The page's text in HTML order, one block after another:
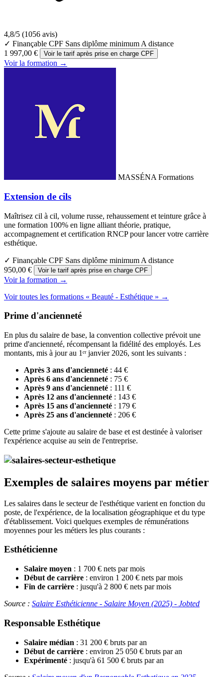
4,8/5 (1056 avis)
✓ Finançable CPF Sans diplôme minimum A distance
1 997,00 €
Voir le tarif après prise en charge CPF
Voir la formation →
MASSÉNA Formations
Extension de cils
Maîtrisez cil à cil, volume russe, rehaussement et teinture grâce à
une formation 100% en ligne alliant théorie, pratique,
accompagnement et certification RNCP pour lancer votre carrière
esthétique.
✓ Finançable CPF Sans diplôme minimum A distance
950,00 €
Voir le tarif après prise en charge CPF
Voir la formation →
Voir toutes les formations « Beauté - Esthétique » →
Prime d'ancienneté
En plus du salaire de base, la convention collective prévoit une
prime d'ancienneté, récompensant la fidélité des employés. Les
montants, mis à jour au 1ᵉʳ janvier 2026, sont les suivants :
Après 3 ans d'ancienneté : 44 €
Après 6 ans d'ancienneté : 75 €
Après 9 ans d'ancienneté : 111 €
Après 12 ans d'ancienneté : 143 €
Après 15 ans d'ancienneté : 179 €
Après 25 ans d'ancienneté : 206 €
Cette prime s'ajoute au salaire de base et est destinée à valoriser
l'expérience acquise au sein de l'entreprise.
Exemples de salaires moyens par métier
Les salaires dans le secteur de l'esthétique varient en fonction du
poste, de l'expérience, de la localisation géographique et du type
d'établissement. Voici quelques exemples de rémunérations
moyennes pour les métiers les plus courants :
Esthéticienne
Salaire moyen : 1 700 € nets par mois
Début de carrière : environ 1 200 € nets par mois
Fin de carrière : jusqu'à 2 800 € nets par mois
Source : Salaire Esthéticienne - Salaire Moyen (2025) - Jobted
Responsable Esthétique
Salaire médian : 31 200 € bruts par an
Début de carrière : environ 25 050 € bruts par an
Expérimenté : jusqu'à 61 500 € bruts par an